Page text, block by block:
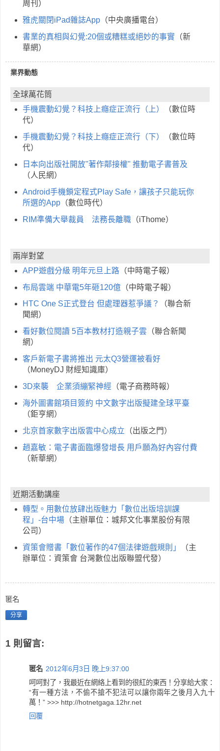
周刊）
雅虎關閉iPad雜誌App（中央廣播電台）
書業的真相與幻覺:20個或糟糕或絕妙的事實 （新
華網）
業界動態
全球萬花筒
手機震動幻覺？科技上癮症正流行（上）
（數位時
代）
手機震動幻覺？科技上癮症正流行（下）
（數位時
代）
日本向出版社開放"著作鄰接權" 推動電子書普及
（人民網）
Android手機鎖定程式Play Safe，讓孩子只能玩你
所選的App（數位時代）
RIM準備大舉裁員 法務長離職（iThome）
兩岸對望
APP遊戲分級 明年元旦上路（中時電子報）
布局雲端 中華電5年砸120億（中時電子報）
HTC One S正式登台 但處理器惹爭議？
（聯合新
聞網）
看好數位閱讀 5百本教材打造親子雲 （聯合新聞
網）
客戶新電子書將推出 元太Q3營運被看好
（MoneyDJ 財經知識庫）
3D來襲 企業須繃緊神經 （電子商務時報）
海外圖書館項目簽約 中文數字出版擬建全球平臺
（鉅亨網）
北京首家數字出版雲中心成立 （出版之門）
趙嘉敏：電子書面臨爆發增長 用戶願為好內容付費
（新華網）
近期活動講座
轉型。用數位放肆出版魅力「數位出版培訓課
程」-台中場（主辦單位：城邦文化事業股份有限
公司）
資策會贈書「數位著作的47個法律遊戲規則」
（主
辦單位：資策會 台灣數位出版聯盟代發）
匿名
分享
1 則留言:
匿名 2012年6月3日 晚上9:37:00
呵呵對了，我最近在網絡上看到的很紅的東西！分享給大家：
“有一種方法，不偷不搶不犯法可以讓你兩年之後月入九十
萬！” >>> http://hotnetgaga.12hr.net
回覆